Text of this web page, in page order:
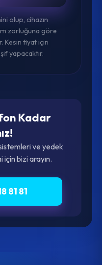
olup, cihazın
zorluğuna göre
Kesin fiyat için
yapacaktır.
Kadar
ve yedek
bizi arayın.
81 81